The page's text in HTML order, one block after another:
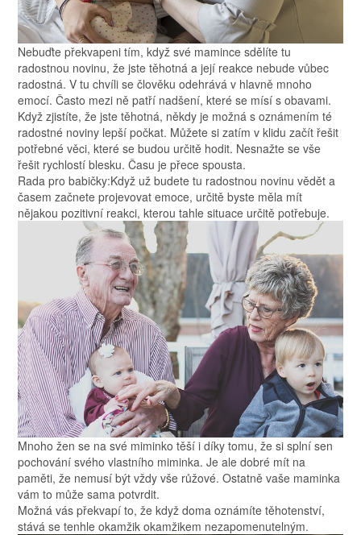
Nebuďte překvapeni tím, když své mamince sdělíte tu
radostnou novinu, že jste těhotná a její reakce nebude vůbec
radostná. V tu chvíli se člověku odehrává v hlavně mnoho
emocí. Často mezi ně patří nadšení, které se mísí s obavami.
Když zjistíte, že jste těhotná, někdy je možná s oznámením té
radostné noviny lepší počkat. Můžete si zatím v klidu začít řešit
potřebné věci, které se budou určitě hodit. Nesnažte se vše
řešit rychlostí blesku. Času je přece spousta.
Rada pro babičky:Když už budete tu radostnou novinu vědět a
časem začnete projevovat emoce, určitě byste měla mít
nějakou pozitivní reakci, kterou tahle situace určitě potřebuje.
Mnoho žen se na své miminko těší i díky tomu, že si splní sen
pochování svého vlastního miminka. Je ale dobré mít na
paměti, že nemusí být vždy vše růžové. Ostatně vaše maminka
vám to může sama potvrdit.
Možná vás překvapí to, že když doma oznámíte těhotenství,
stává se tenhle okamžik okamžikem nezapomenutelným.